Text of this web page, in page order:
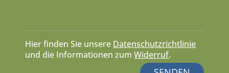
Hier finden Sie unsere Datenschutzrichtlinie
und die Informationen zumWiderruf.